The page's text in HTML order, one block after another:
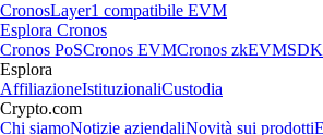
CronosLayer1 compatibile EVM
Esplora Cronos
Cronos PoSCronos EVMCronos zkEVM
Esplora
AffiliazioneIstituzionaliCustodia
Crypto.com
Chi siamoNotizie aziendaliNovità sui prodotti